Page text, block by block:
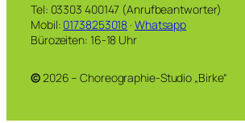
Tel: 03303 400147 (Anrufbeantworter)
Mobil: 01738253018 · Whatsapp
Bürozeiten: 16-18 Uhr
©2026 – Choreographie-Studio „Birke“